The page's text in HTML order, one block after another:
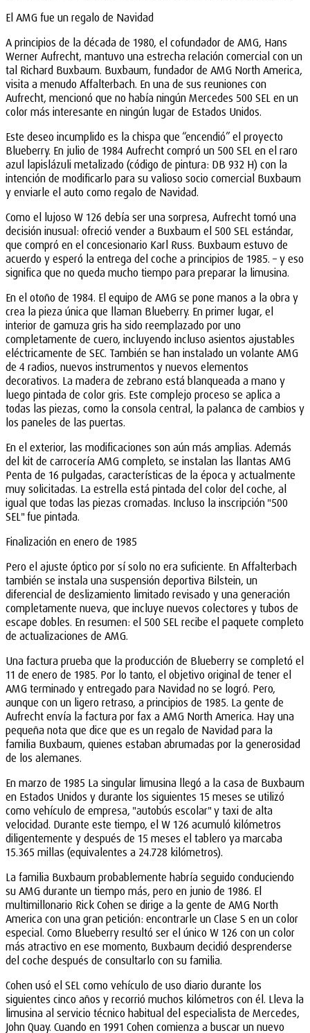
El AMG fue un regalo de Navidad
A principios de la década de 1980, el cofundador de AMG, Hans
Werner Aufrecht, mantuvo una estrecha relación comercial con un
tal Richard Buxbaum. Buxbaum, fundador de AMG North America,
visita a menudo Affalterbach. En una de sus reuniones con
Aufrecht, mencionó que no había ningún Mercedes 500 SEL en un
color más interesante en ningún lugar de Estados Unidos.
Este deseo incumplido es la chispa que “encendió” el proyecto
Blueberry. En julio de 1984 Aufrecht compró un 500 SEL en el raro
azul lapislázuli metalizado (código de pintura: DB 932 H) con la
intención de modificarlo para su valioso socio comercial Buxbaum
y enviarle el auto como regalo de Navidad.
Como el lujoso W 126 debía ser una sorpresa, Aufrecht tomó una
decisión inusual: ofreció vender a Buxbaum el 500 SEL estándar,
que compró en el concesionario Karl Russ. Buxbaum estuvo de
acuerdo y esperó la entrega del coche a principios de 1985. – y eso
significa que no queda mucho tiempo para preparar la limusina.
En el otoño de 1984. El equipo de AMG se pone manos a la obra y
crea la pieza única que llaman Blueberry. En primer lugar, el
interior de gamuza gris ha sido reemplazado por uno
completamente de cuero, incluyendo incluso asientos ajustables
eléctricamente de SEC. También se han instalado un volante AMG
de 4 radios, nuevos instrumentos y nuevos elementos
decorativos. La madera de zebrano está blanqueada a mano y
luego pintada de color gris. Este complejo proceso se aplica a
todas las piezas, como la consola central, la palanca de cambios y
los paneles de las puertas.
En el exterior, las modificaciones son aún más amplias. Además
del kit de carrocería AMG completo, se instalan las llantas AMG
Penta de 16 pulgadas, características de la época y actualmente
muy solicitadas. La estrella está pintada del color del coche, al
igual que todas las piezas cromadas. Incluso la inscripción "500
SEL" fue pintada.
Finalización en enero de 1985
Pero el ajuste óptico por sí solo no era suficiente. En Affalterbach
también se instala una suspensión deportiva Bilstein, un
diferencial de deslizamiento limitado revisado y una generación
completamente nueva, que incluye nuevos colectores y tubos de
escape dobles. En resumen: el 500 SEL recibe el paquete completo
de actualizaciones de AMG.
Una factura prueba que la producción de Blueberry se completó el
11 de enero de 1985. Por lo tanto, el objetivo original de tener el
AMG terminado y entregado para Navidad no se logró. Pero,
aunque con un ligero retraso, a principios de 1985. La gente de
Aufrecht envía la factura por fax a AMG North America. Hay una
pequeña nota que dice que es un regalo de Navidad para la
familia Buxbaum, quienes estaban abrumadas por la generosidad
de los alemanes.
En marzo de 1985 La singular limusina llegó a la casa de Buxbaum
en Estados Unidos y durante los siguientes 15 meses se utilizó
como vehículo de empresa, "autobús escolar" y taxi de alta
velocidad. Durante este tiempo, el W 126 acumuló kilómetros
diligentemente y después de 15 meses el tablero ya marcaba
15.365 millas (equivalentes a 24.728 kilómetros).
La familia Buxbaum probablemente habría seguido conduciendo
su AMG durante un tiempo más, pero en junio de 1986. El
multimillonario Rick Cohen se dirige a la gente de AMG North
America con una gran petición: encontrarle un Clase S en un color
especial. Como Blueberry resultó ser el único W 126 con un color
más atractivo en ese momento, Buxbaum decidió desprenderse
del coche después de consultarlo con su familia.
Cohen usó el SEL como vehículo de uso diario durante los
siguientes cinco años y recorrió muchos kilómetros con él. Lleva la
limusina al servicio técnico habitual del especialista de Mercedes,
John Quay. Cuando en 1991 Cohen comienza a buscar un nuevo